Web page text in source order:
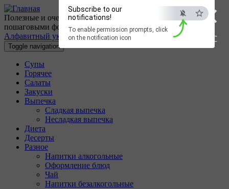
×
ESC
Subscribe to our
notifications!
To enable permission prompts, click
on the notification icon
Перейти к основному содержанию
Полезные и очень вкусные кулинарные рецепты с
пошаговыми фотографиями.
Алфавитный указатель
Toggle navigation
Супы
Горячее
Салаты
Закуски
Выпечка
Сладкая выпечка
Несладкая выпечка
Диета
Десерты
Разное
Напитки алкогольные
Оформление блюд
Чай
Напитки безалкогольные